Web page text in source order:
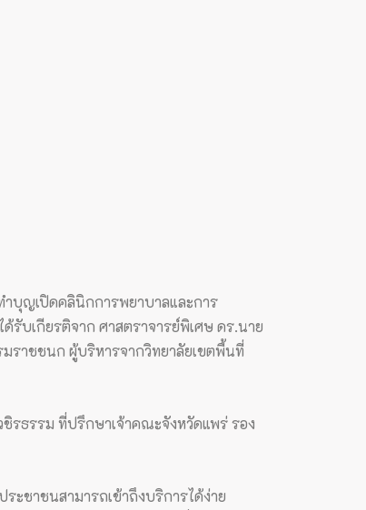
บุญเปิดคลินิกการพยาบาลและการ
บเกียรติจาก ศาสตราจารย์พิเศษ ดร.นาย
มราชชนก ผู้บริหารจากวิทยาลัยเขตพื้นที่
รธรรม ที่ปรึกษาเจ้าคณะจังหวัดแพร่ รอง
ชาชนสามารถเข้าถึงบริการได้ง่าย